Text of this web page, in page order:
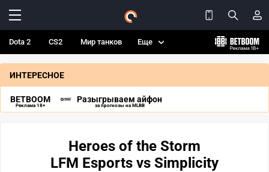
Dota 2 CS2 Мир танков Еще
ИНТЕРЕСНОЕ
BETBOOM
Реклама 18+
Разыгрываем айфон
за прогнозы на MLBB
Heroes of the Storm
LFM Esports vs Simplicity